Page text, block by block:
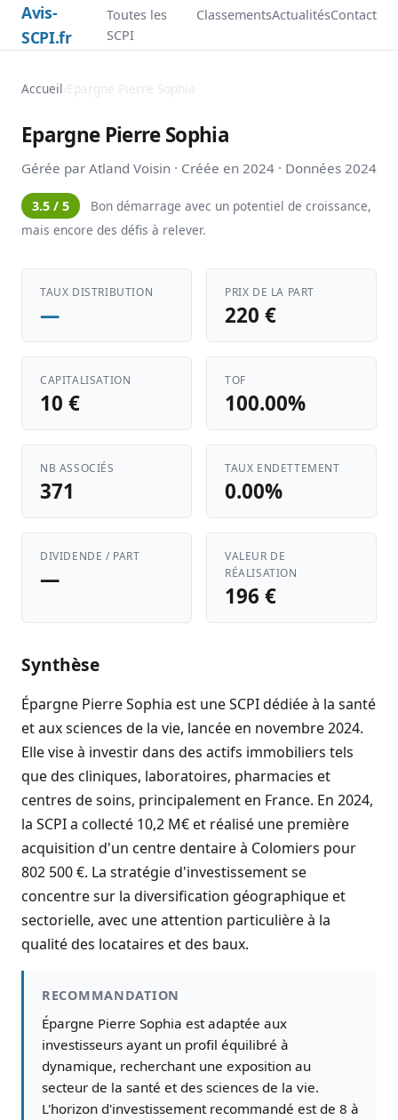
Avis-
SCPI.fr
Toutes les
SCPI
ClassementsActualitésContact
Accueil› Epargne Pierre Sophia
Epargne Pierre Sophia
Gérée par Atland Voisin · Créée en 2024 · Données 2024
3.5 / 5
Bon démarrage avec un potentiel de croissance,
mais encore des défis à relever.
TAUX DISTRIBUTION
—
PRIX DE LA PART
220 €
CAPITALISATION
10 €
TOF
100.00%
NB ASSOCIÉS
371
TAUX ENDETTEMENT
0.00%
DIVIDENDE / PART
—
VALEUR DE
RÉALISATION
196 €
Synthèse
Épargne Pierre Sophia est une SCPI dédiée à la santé
et aux sciences de la vie, lancée en novembre 2024.
Elle vise à investir dans des actifs immobiliers tels
que des cliniques, laboratoires, pharmacies et
centres de soins, principalement en France. En 2024,
la SCPI a collecté 10,2 M€ et réalisé une première
acquisition d'un centre dentaire à Colomiers pour
802 500 €. La stratégie d'investissement se
concentre sur la diversification géographique et
sectorielle, avec une attention particulière à la
qualité des locataires et des baux.
RECOMMANDATION
Épargne Pierre Sophia est adaptée aux
investisseurs ayant un profil équilibré à
dynamique, recherchant une exposition au
secteur de la santé et des sciences de la vie.
L'horizon d'investissement recommandé est de 8 à